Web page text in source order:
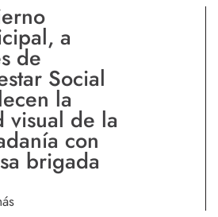
a
de
Social
la
visual de la
con
brigada